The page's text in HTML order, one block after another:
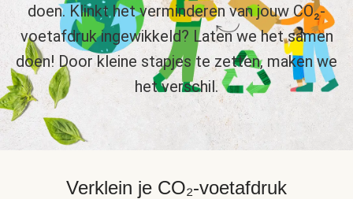
doen. Klinkt het verminderen van jouw CO₂-
voetafdruk ingewikkeld? Laten we het samen
doen! Door kleine stapjes te zetten, maken we
het verschil.
Verklein je CO₂-voetafdruk